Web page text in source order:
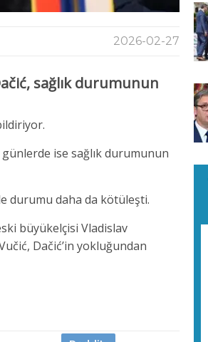
2026-02-27
sağlık durumunun
ise sağlık durumunun
durumu daha da kötüleşti.
büyükelçisi Vladislav
Dačić’in yokluğundan